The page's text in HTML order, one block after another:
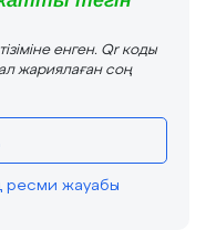
енген. Qr коды
жариялаған соң
ресми жауабы